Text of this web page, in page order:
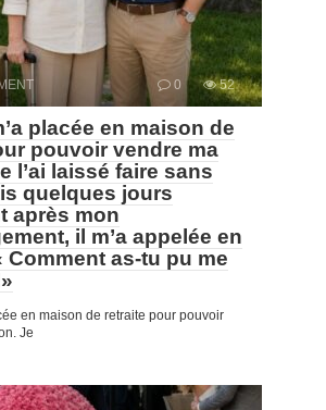
0 52
placée en maison de
pouvoir vendre ma
l’ai laissé faire sans
quelques jours
après mon
il m’a appelée en
Comment as-tu pu me
en maison de retraite pour pouvoir
Je